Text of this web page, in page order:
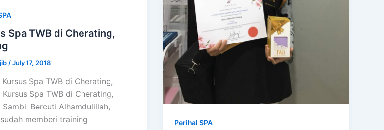
Spa TWB di Cherating,
/July 17, 2018
Kursus Spa TWB di Cherating,
Kursus Spa TWB di Cherating,
Sambil Bercuti Alhamdulillah,
memberi training
Perihal SPA